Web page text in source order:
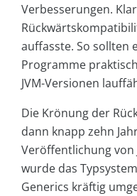
Verbesserungen.
auffasste. So sollten
Programme
JVM-Versionen
Die Krönung der
dann knapp zehn
Veröffentlichung von
wurde das
Generics kräftig